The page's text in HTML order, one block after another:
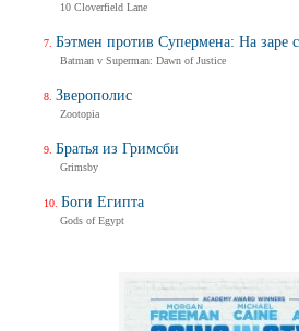
10 Cloverfield Lane
Бэтмен против Супермена: На заре
Batman v Superman: Dawn of Justice
Зверополис
Zootopia
Братья из Гримсби
Grimsby
Боги Египта
Gods of Egypt